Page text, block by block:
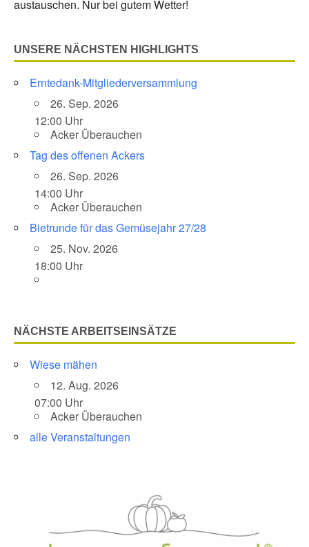
austauschen. Nur bei gutem Wetter!
UNSERE NÄCHSTEN HIGHLIGHTS
Erntedank-Mitgliederversammlung
26. Sep. 2026
12:00 Uhr
Acker Überauchen
Tag des offenen Ackers
26. Sep. 2026
14:00 Uhr
Acker Überauchen
Bietrunde für das Gemüsejahr 27/28
25. Nov. 2026
18:00 Uhr
NÄCHSTE ARBEITSEINSÄTZE
Wiese mähen
12. Aug. 2026
07:00 Uhr
Acker Überauchen
alle Veranstaltungen